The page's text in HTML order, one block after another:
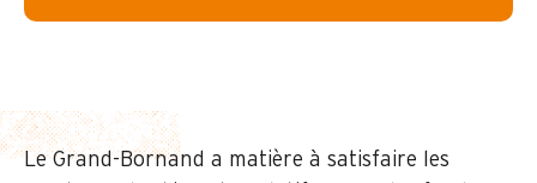
Le Grand-Bornand a matière à satisfaire les